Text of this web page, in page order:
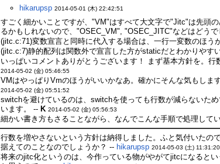
hikarupsp 2014-05-01 (木) 22:42:51
すごく細かいことですが、"VM"はすべて大文字で"Jitc"は先頭
るかもしれないので、"OSEC_VM", "OSEC_JITC"などはどう
(jitc.c:71)変数宣言と同時に代入する場合は、一行一変数のほう
(jitc.c:7)静的配列は関数外で宣言した方がstaticだとわかりやす
いっぱいコメントありがとうございます！ まず基本方針を。
2014-05-02 (金) 05:46:55
VMはやっぱりVmのほうがいいかなあ。確かにそんな気もし
2014-05-02 (金) 05:51:52
switchを避けているのは、switchを使っても行数が減らないた
います。 --K 2014-05-02 (金) 05:56:53
細かい書き方もさることながら、なんでこんな手順で処理し
行数を増やさないという方針は納得しました。ふと気付いたの
据えてのことなのでしょうか？ -- hikarupsp 2014-05-03 (土) 11:31:20
将来のjitc化というのは、今作っている物がやがてjitcになると